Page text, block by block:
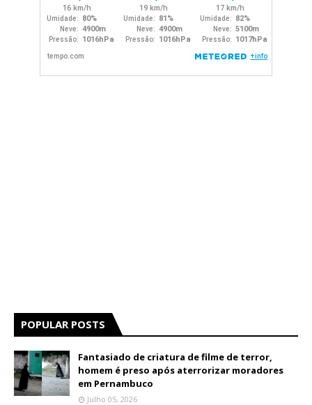
POPULAR POSTS
Fantasiado de criatura de filme de terror,
homem é preso após aterrorizar moradores
em Pernambuco
Julho 05, 2026